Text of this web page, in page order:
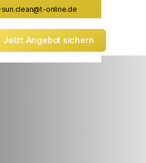
·sun.clean@t-online.de
Jetzt Angebot sichern